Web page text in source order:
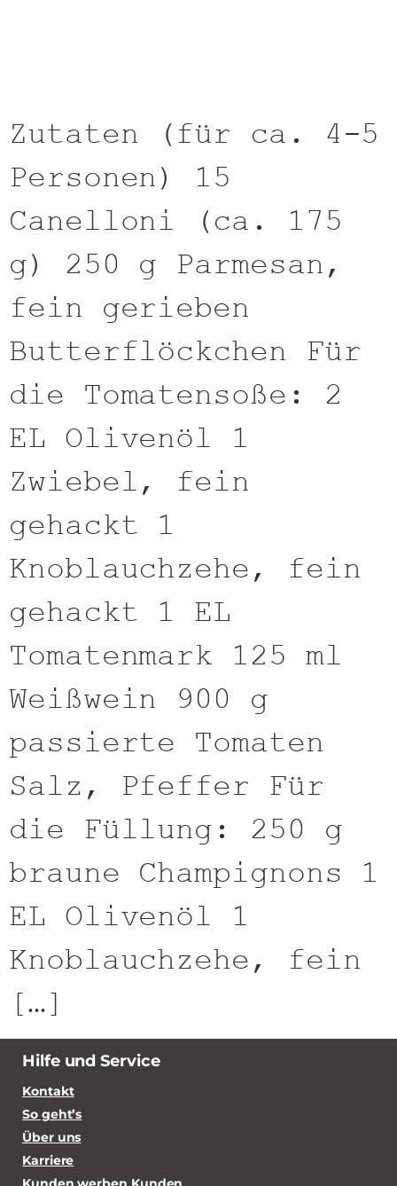
Zutaten (für ca. 4-5
Personen) 15
Canelloni (ca. 175
g) 250 g Parmesan,
fein gerieben
Butterflöckchen Für
die Tomatensoße: 2
EL Olivenöl 1
Zwiebel, fein
gehackt 1
Knoblauchzehe, fein
gehackt 1 EL
Tomatenmark 125 ml
Weißwein 900 g
passierte Tomaten
Salz, Pfeffer Für
die Füllung: 250 g
braune Champignons 1
EL Olivenöl 1
Knoblauchzehe, fein
[…]
Hilfe und Service
Kontakt
So geht’s
Über uns
Karriere